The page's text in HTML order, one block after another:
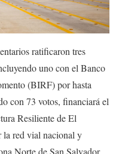
ratificaron tres
uno con el Banco
(BIRF) por hasta
con 73 votos, financiará el
Resiliente de El
la red vial nacional y
Norte de San Salvador.